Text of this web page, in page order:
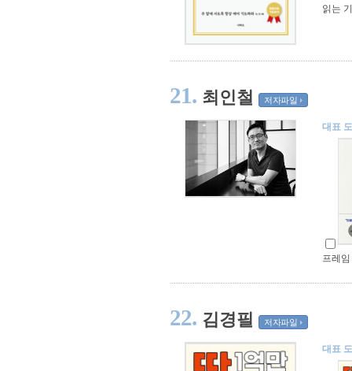
읽는
21. 최인철 저자파일
대표
프레임
22. 김경필 저자파일
대표